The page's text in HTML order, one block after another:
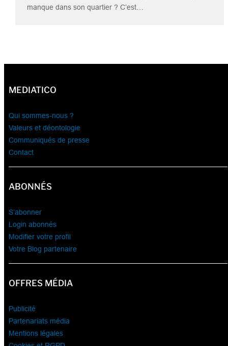
manque dans son quartier ? C’est…
MEDIATICO
Qui sommes-nous ?
Valeurs et déontologie
Communiqués de presse
Contact
ABONNÉS
S’abonner
Login abonnés
Modifier votre profil
Votre Blog partenaire
OFFRES MÉDIA
Publicité
Partenariats média
Mentions légales